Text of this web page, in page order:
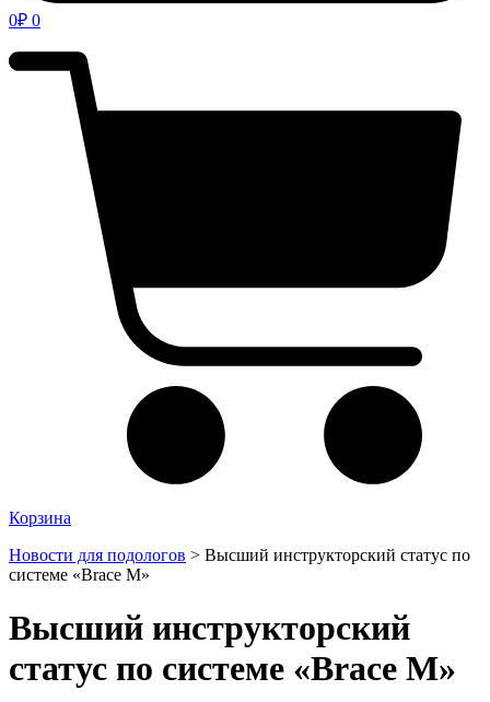
0₽ 0
Корзина
Новости для подологов > Высший инструкторский статус по
системе «Brace M»
Высший инструкторский
статус по системе «Brace M»